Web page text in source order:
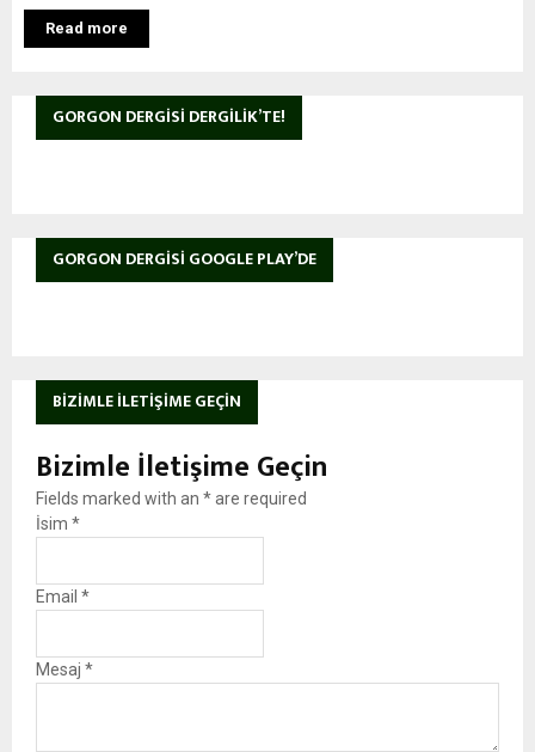
Read more
GORGON DERGISI DERGILIK’TE!
GORGON DERGISI GOOGLE PLAY’DE
BIZIMLE İLETIŞIME GEÇIN
Bizimle İletişime Geçin
Fields marked with an *are required
İsim *
Email *
Mesaj *